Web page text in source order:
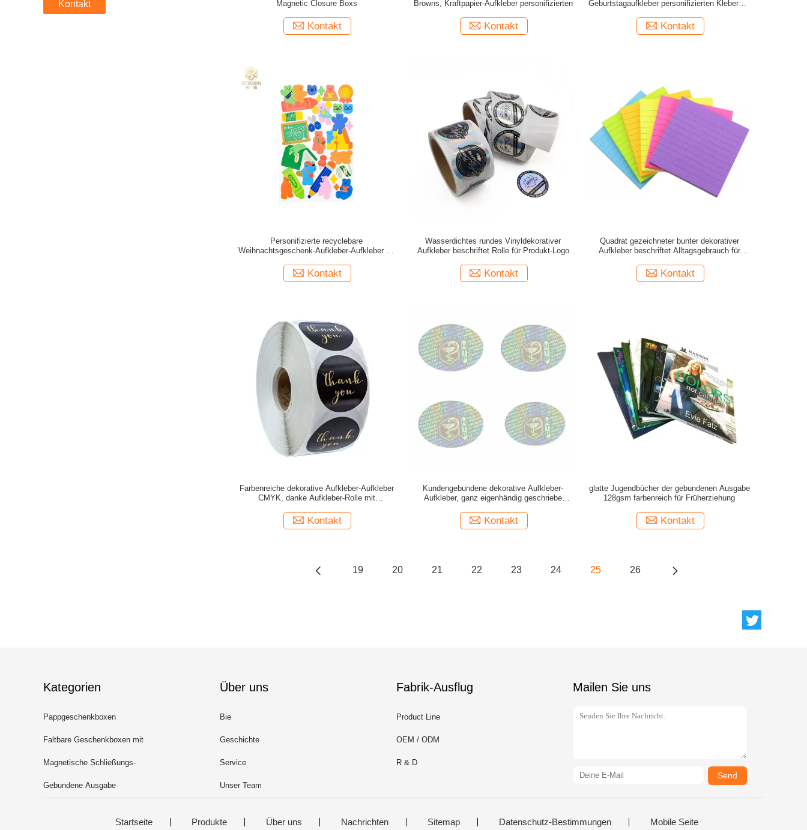
Kontakt
Magnetic Closure Boxs
Kontakt
Browns, Kraftpapier-Aufkleber personifizierten
Kontakt
Geburtstagaufkleber personifizierten Kleber für
Kontakt
Personifizierte recyclebare
Weihnachtsgeschenk-Aufkleber-Aufkleber für
Kontakt
Wasserdichtes rundes Vinyldekorativer
Aufkleber beschriftet Rolle für Produkt-Logo
Kontakt
Quadrat gezeichneter bunter dekorativer
Aufkleber beschriftet Alltagsgebrauch für
Kontakt
Farbenreiche dekorative Aufkleber-Aufkleber
CMYK, danke Aufkleber-Rolle mit
Kontakt
Kundengebundene dekorative Aufkleber-
Aufkleber, ganz eigenhändig geschriebe
Kontakt
glatte Jugendbücher der gebundenen Ausgabe
128gsm farbenreich für Früherziehung
Kontakt
19 20 21 22 23 24 25 26
Kategorien
Pappgeschenkboxen
Faltbare Geschenkboxen mit
Band
Magnetische Schließungs-
Geschenkbox
Gebundene Ausgabe
Über uns
Bie
Geschichte
Service
Unser Team
Fabrik-Ausflug
Product Line
OEM / ODM
R & D
Mailen Sie uns
Send
Startseite Produkte Über uns Nachrichten Sitemap Datenschutz-Bestimmungen Mobile Seite